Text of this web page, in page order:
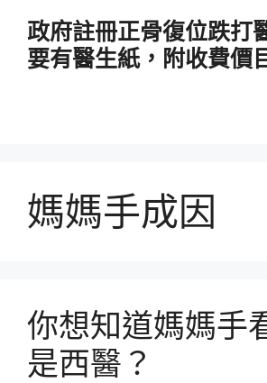
政府註冊正骨復位跌打
要有醫生紙，附收費價
媽媽手成因
你想知道媽媽手
是西醫？